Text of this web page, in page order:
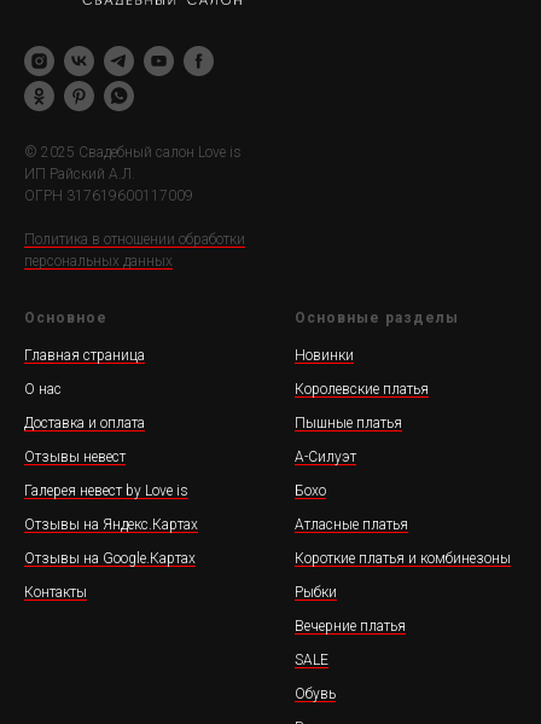
© 2025 Свадебный салон Love is
ИП Райский А.Л.
ОГРН 317619600117009
Политика в отношении обработки
персональных данных
Основное
Главная страница
О нас
Доставка и оплата
Отзывы невест
Галерея невест by Love is
Отзывы на Яндекс.Картах
Отзывы на Google.Картах
Контакты
Основные разделы
Новинки
Королевские платья
Пышные платья
А-Силуэт
Бохо
Атласные платья
Короткие платья и комбинезоны
Рыбки
Вечерние платья
SALE
Обувь